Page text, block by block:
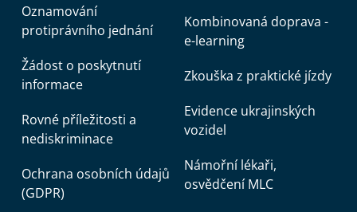
Oznamování
protiprávního jednání
Žádost o poskytnutí
informace
Rovné příležitosti a
nediskriminace
Ochrana osobních údajů
(GDPR)
Kombinovaná doprava -
e-learning
Zkouška z praktické jízdy
Evidence ukrajinských
vozidel
Námořní lékaři,
osvědčení MLC